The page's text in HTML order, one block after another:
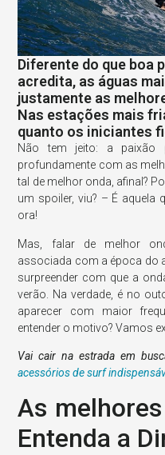
Diferente do que boa
acredita, as águas
justamente as
Nas estações mais
quanto os iniciantes
Não tem jeito: a paixão
profundamente com as
tal de melhor onda, afinal?
um spoiler, viu? – É aquela
ora!
Mas, falar de melhor
associada com a época do
surpreender com que a
verão. Na verdade, é no
aparecer com maior
entender o motivo? Vamos
Vai cair na estrada em
acessórios de surf
As
Entenda a